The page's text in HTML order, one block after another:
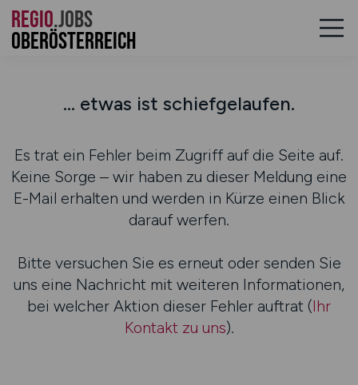
REGIO.JOBS
Oberösterreich
... etwas ist schiefgelaufen.
Es trat ein Fehler beim Zugriff auf die Seite auf.
Keine Sorge – wir haben zu dieser Meldung eine
E-Mail erhalten und werden in Kürze einen Blick
darauf werfen.
Bitte versuchen Sie es erneut oder senden Sie
uns eine Nachricht mit weiteren Informationen,
bei welcher Aktion dieser Fehler auftrat (Ihr
Kontakt zu uns).